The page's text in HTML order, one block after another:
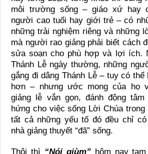
môi trường sống – giáo xứ hay
người cao tuổi hay giới trẻ – có
những trải nghiệm riêng và những
mà người rao giảng phải biết cách
sửa soạn cho phù hợp và lợi ích.
Thánh Lễ ngày thường, những
gắng đi dâng Thánh Lễ – tuy có
hơn – nhưng ước mong của họ
giảng lễ vắn gọn, đánh động
hứng cho việc sống Lời Chúa trong
tất cả những yếu tố đó đều chỉ
nhà giảng thuyết “đã” sống.
Thôi thì “Nói giùm”hôm nay